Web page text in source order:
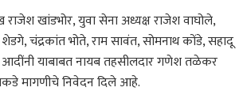
खांडभोर, युवा सेना अध्यक्ष राजेश वाघोले,
चंद्रकांत भोते, राम सावंत, सोमनाथ कोंडे, सहादू
याबाबत नायब तहसीलदार गणेश तळेकर
मागणीचे निवेदन दिले आहे.